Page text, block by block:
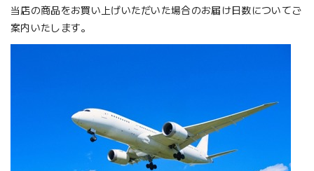
当店の商品をお買い上げいただいた場合のお届け日数についてご
案内いたします。